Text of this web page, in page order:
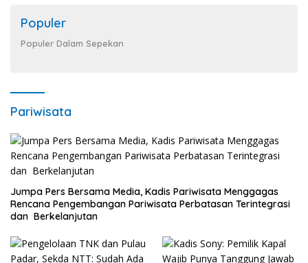
Populer
Populer Dalam Sepekan
Pariwisata
Jumpa Pers Bersama Media, Kadis Pariwisata Menggagas
Rencana Pengembangan Pariwisata Perbatasan Terintegrasi
dan Berkelanjutan